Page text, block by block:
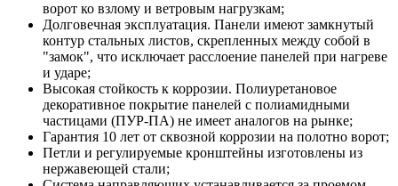
ворот ко взлому и ветровым нагрузкам;
Долговечная эксплуатация. Панели имеют замкнутый
контур стальных листов, скрепленных между собой в
"замок", что исключает расслоение панелей при нагреве
и ударе;
Высокая стойкость к коррозии. Полиуретановое
декоративное покрытие панелей с полиамидными
частицами (ПУР-ПА) не имеет аналогов на рынке;
Гарантия 10 лет от сквозной коррозии на полотно ворот;
Петли и регулируемые кронштейны изготовлены из
нержавеющей стали;